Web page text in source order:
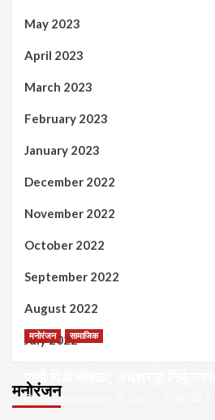
May 2023
April 2023
March 2023
February 2023
January 2023
December 2022
November 2022
October 2022
September 2022
August 2022
July 2022
मनोरंजन
मनोरंजन सामाजिक
पायी दिंडी सोहळा; अंधश्रद्धा
saptahiksandesh